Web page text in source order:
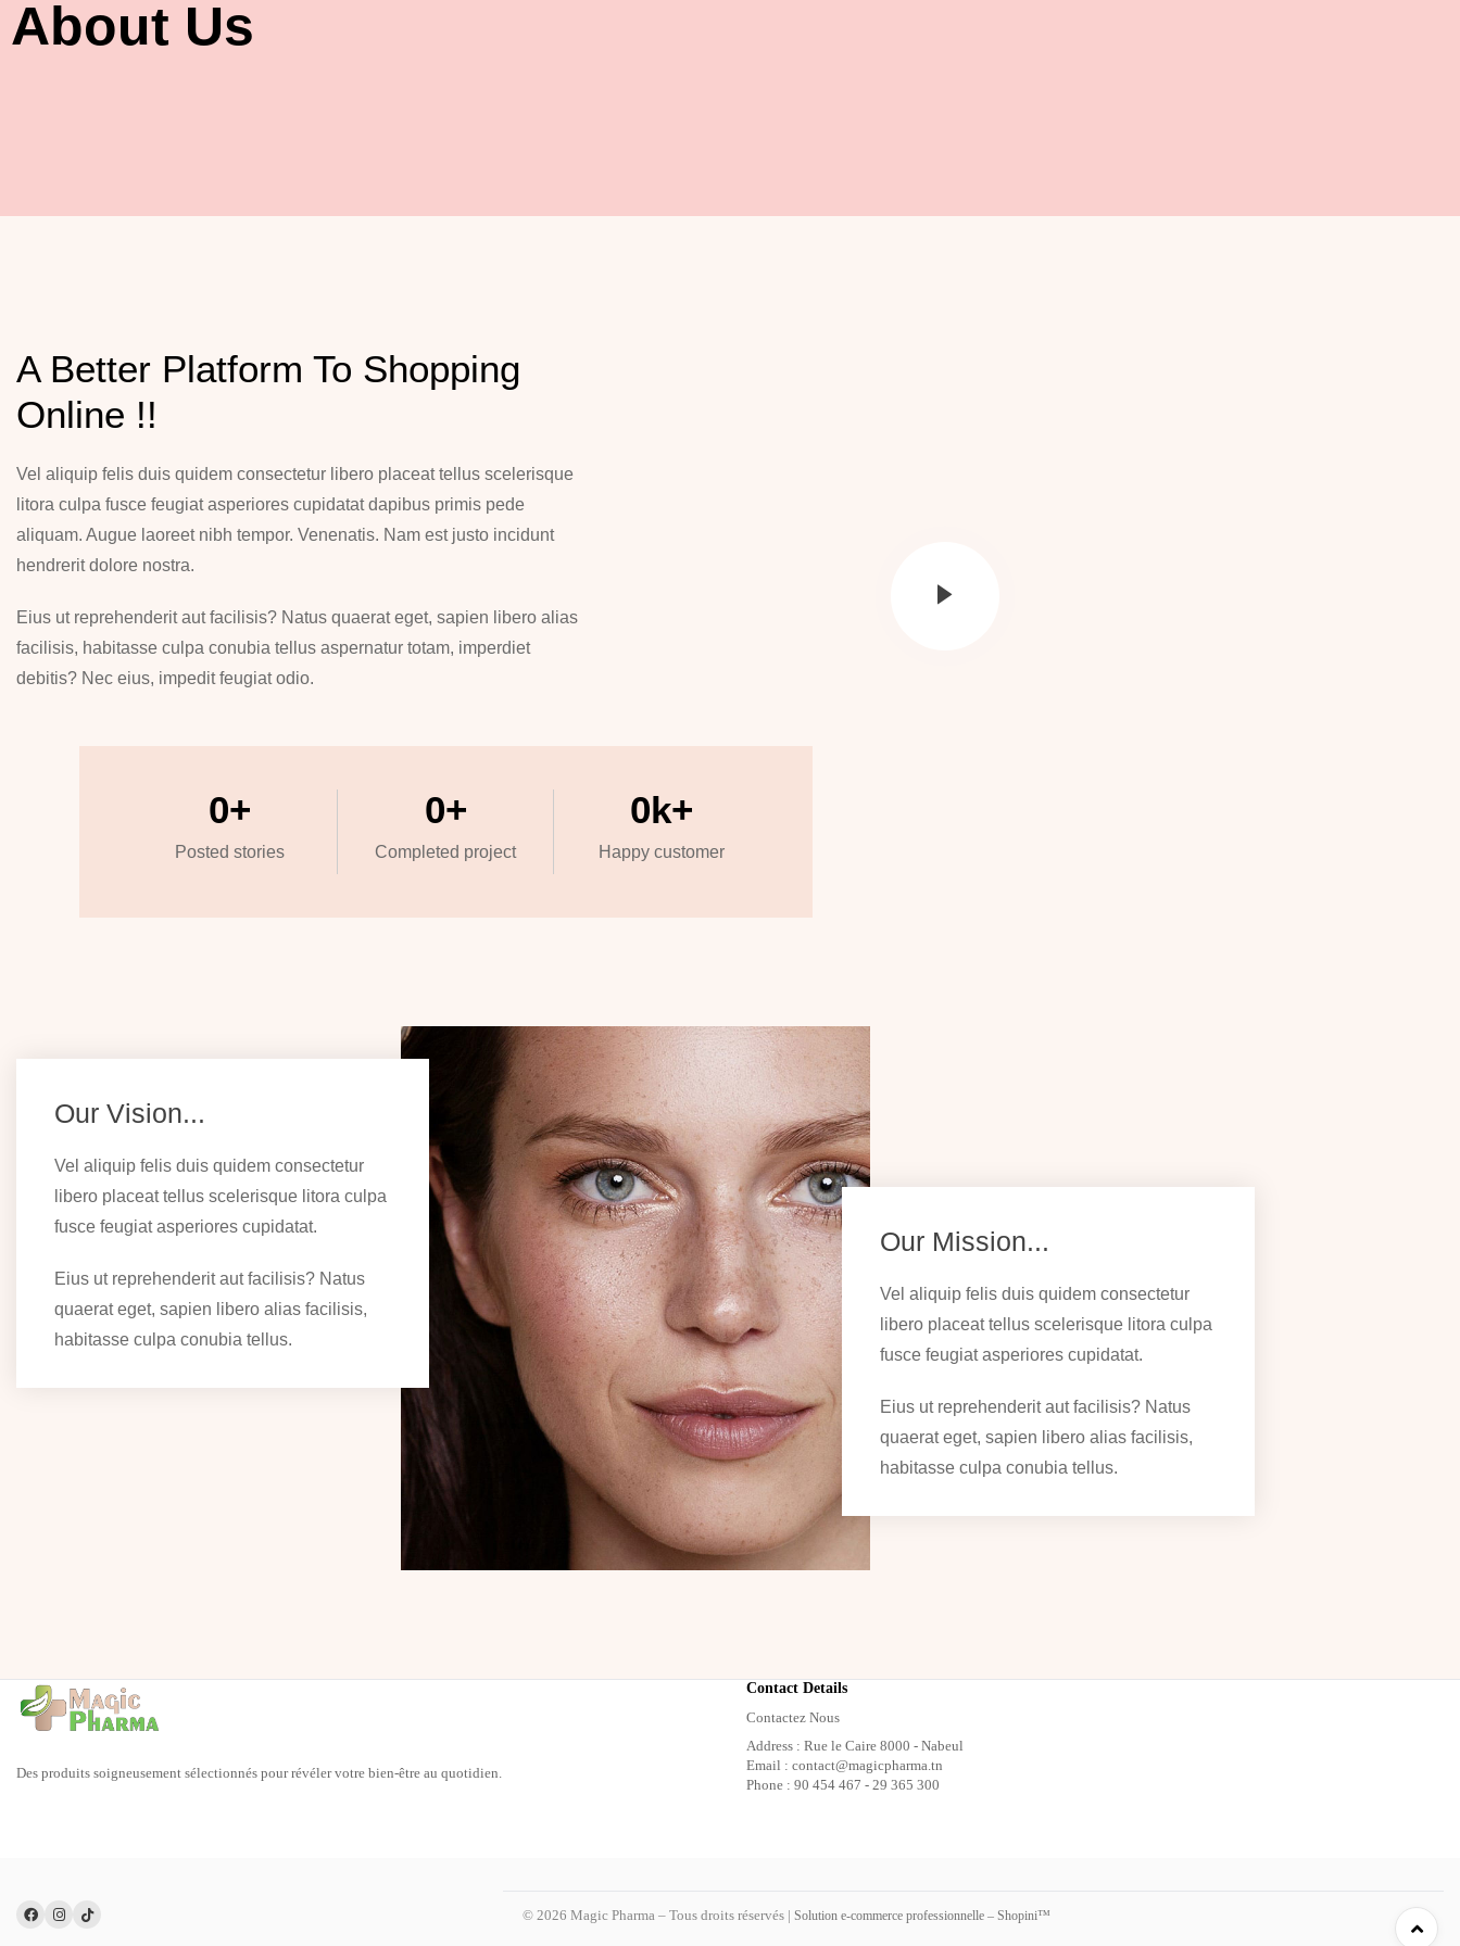
About Us
A Better Platform To Shopping
Online !!
Vel aliquip felis duis quidem consectetur libero placeat tellus scelerisque
litora culpa fusce feugiat asperiores cupidatat dapibus primis pede
aliquam. Augue laoreet nibh tempor. Venenatis. Nam est justo incidunt
hendrerit dolore nostra.
Eius ut reprehenderit aut facilisis? Natus quaerat eget, sapien libero alias
facilisis, habitasse culpa conubia tellus aspernatur totam, imperdiet
debitis? Nec eius, impedit feugiat odio.
Posted stories
0+
Completed project
0+
Happy customer
0k+
Our Vision...
Vel aliquip felis duis quidem consectetur
libero placeat tellus scelerisque litora culpa
fusce feugiat asperiores cupidatat.
Eius ut reprehenderit aut facilisis? Natus
quaerat eget, sapien libero alias facilisis,
habitasse culpa conubia tellus.
Our Mission...
Vel aliquip felis duis quidem consectetur
libero placeat tellus scelerisque litora culpa
fusce feugiat asperiores cupidatat.
Eius ut reprehenderit aut facilisis? Natus
quaerat eget, sapien libero alias facilisis,
habitasse culpa conubia tellus.
Des produits soigneusement sélectionnés pour révéler votre bien-être au quotidien.
Contact Details
Contactez Nous
Address : Rue le Caire 8000 - Nabeul
Email : contact@magicpharma.tn
Phone : 90 454 467 - 29 365 300
© 2026 Magic Pharma – Tous droits réservés | Solution e-commerce professionnelle – Shopini™